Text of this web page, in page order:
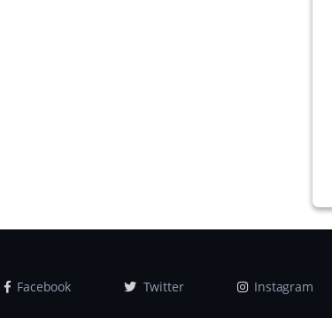
Facebook Twitter Instagram